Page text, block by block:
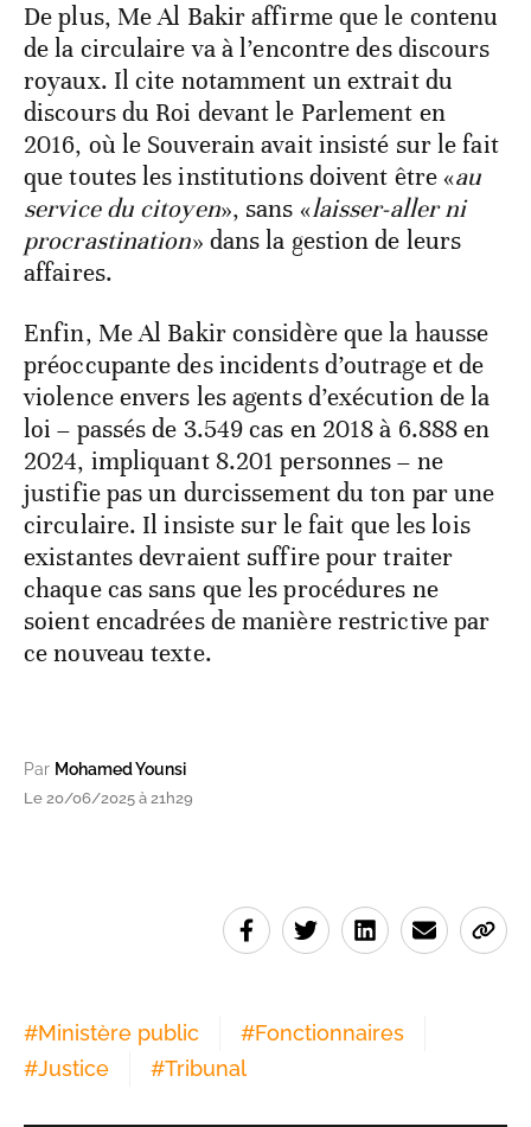
De plus, Me Al Bakir affirme que le contenu
de la circulaire va à l’encontre des discours
royaux. Il cite notamment un extrait du
discours du Roi devant le Parlement en
2016, où le Souverain avait insisté sur le fait
que toutes les institutions doivent être «au
service du citoyen», sans «laisser-aller ni
procrastination» dans la gestion de leurs
affaires.
Enfin, Me Al Bakir considère que la hausse
préoccupante des incidents d’outrage et de
violence envers les agents d’exécution de la
loi – passés de 3.549 cas en 2018 à 6.888 en
2024, impliquant 8.201 personnes – ne
justifie pas un durcissement du ton par une
circulaire. Il insiste sur le fait que les lois
existantes devraient suffire pour traiter
chaque cas sans que les procédures ne
soient encadrées de manière restrictive par
ce nouveau texte.
Par Mohamed Younsi
Le 20/06/2025 à 21h29
#Ministère public #Fonctionnaires
#Justice #Tribunal